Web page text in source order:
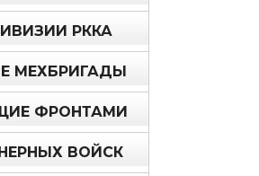
РККА
МЕХБРИГАДЫ
ФРОНТАМИ
ВОЙСК